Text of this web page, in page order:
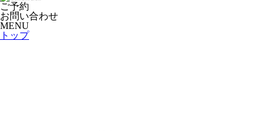
ご予約
お問い合わせ
MENU
トップ